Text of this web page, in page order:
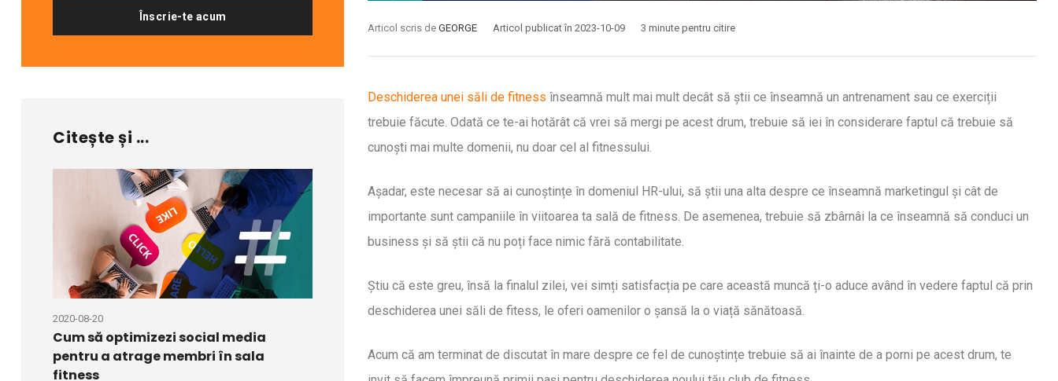
Articol scris de GEORGE Articol publicat în 2023-10-09 3 minute pentru citire
Deschiderea unei săli de fitness înseamnă mult mai mult decât să știi ce înseamnă un antrenament sau ce exerciții
trebuie făcute. Odată ce te-ai hotărât că vrei să mergi pe acest drum, trebuie să iei în considerare faptul că trebuie să
cunoști mai multe domenii, nu doar cel al fitnessului.
Așadar, este necesar să ai cunoștințe în domeniul HR-ului, să știi una alta despre ce înseamnă marketingul și cât de
importante sunt campaniile în viitoarea ta sală de fitness. De asemenea, trebuie să zbârnâi la ce înseamnă să conduci un
business și să știi că nu poți face nimic fără contabilitate.
Știu că este greu, însă la finalul zilei, vei simți satisfacția pe care această muncă ți-o aduce având în vedere faptul că prin
deschiderea unei săli de fitess, le oferi oamenilor o șansă la o viață sănătoasă.
Acum că am terminat de discutat în mare despre ce fel de cunoștințe trebuie să ai înainte de a porni pe acest drum, te
Înscrie-te acum
Citește și ...
2020-08-20
Cum să optimizezi social media
pentru a atrage membri în sala
fitness
din sala de fitness în august
2025-09-16
recurente în fitness